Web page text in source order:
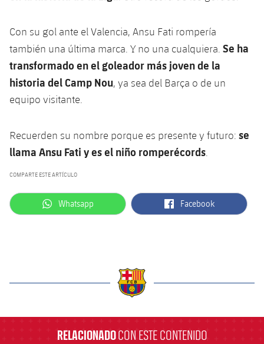
Clasificaciones
Resultados
Clasificaciones
Hockey Hierba Femenino
Actualidad
Plantilla
Agenda
Escuela de Patinaje
plusicon
más
Actualidad
Calendario
Resultados
Clasificaciones
Voleibol
plusicon
más
Voleibol masculino
Voleibol femenino
Apúntate a las amateurs
VALORANT Rising
Con su gol ante el Valencia, Ansu Fati rompería
también una última marca. Y no una cualquiera. Se ha
transformado en el goleador más joven de la
historia del Camp Nou, ya sea del Barça o de un
equipo visitante.
Recuerden su nombre porque es presente y futuro: se
llama Ansu Fati y es el niño romperécords
COMPARTE ESTE ARTÍCULO
label.aria.whatsapp
Whatsapp label.aria.facebook
Facebook
RELACIONADOCON ESTE CONTENIDO